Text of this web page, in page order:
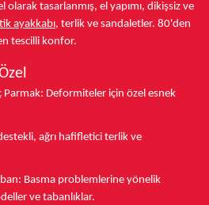
olarak tasarlanmış, el yapımı, dikişsiz ve
ayakkabı, terlik ve sandaletler. 80'den
tescilli konfor.
Parmak: Deformiteler için özel esnek
ağrı hafifletici terlik ve
Basma problemlerine yönelik
ve tabanlıklar.